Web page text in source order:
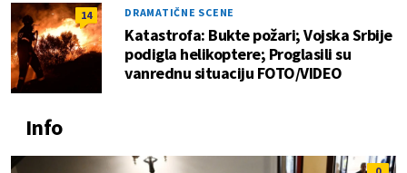
14 DRAMATIČNE SCENE
Katastrofa: Bukte požari; Vojska Srbije
podigla helikoptere; Proglasili su
vanrednu situaciju FOTO/VIDEO
Info